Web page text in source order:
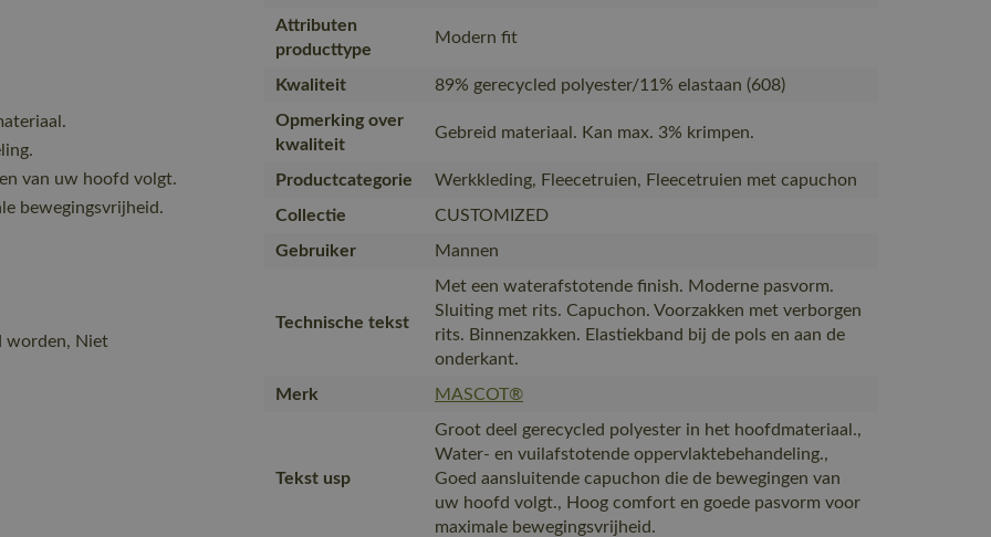
van uw hoofd volgt.
bewegingsvrijheid.
worden, Niet
Attributen
producttype
Modern fit
Kwaliteit
89% gerecycled polyester/11% elastaan (608)
Opmerking over
kwaliteit
Gebreid materiaal. Kan max. 3% krimpen.
Productcategorie
Werkkleding, Fleecetruien, Fleecetruien met capuchon
Collectie
CUSTOMIZED
Gebruiker
Mannen
Technische tekst
Met een waterafstotende finish. Moderne pasvorm.
Sluiting met rits. Capuchon. Voorzakken met verborgen
rits. Binnenzakken. Elastiekband bij de pols en aan de
onderkant.
Merk
MASCOT®
Tekst usp
Groot deel gerecycled polyester in het hoofdmateriaal.,
Water- en vuilafstotende oppervlaktebehandeling.,
Goed aansluitende capuchon die de bewegingen van
uw hoofd volgt., Hoog comfort en goede pasvorm voor
maximale bewegingsvrijheid.